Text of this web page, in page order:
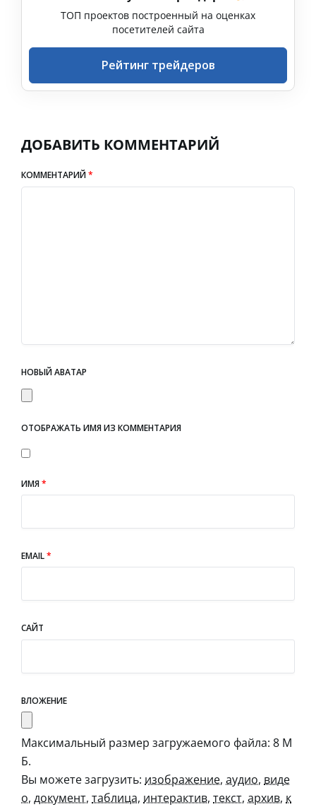
ТОП проектов построенный на оценках
посетителей сайта
Рейтинг трейдеров
ДОБАВИТЬ КОММЕНТАРИЙ
КОММЕНТАРИЙ*
НОВЫЙ АВАТАР
ОТОБРАЖАТЬ ИМЯ ИЗ КОММЕНТАРИЯ
ИМЯ*
EMAIL*
САЙТ
ВЛОЖЕНИЕ
Максимальный размер загружаемого файла: 8 М
Б.
Вы можете загрузить: изображение, аудио, виде
о, документ, таблица, интерактив, текст, архив, к